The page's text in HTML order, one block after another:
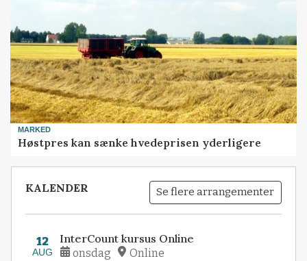
MARKED
Høstpres kan sænke hvedeprisen yderligere
KALENDER Se flere arrangementer
12
AUG
InterCount kursus Online
onsdag Online